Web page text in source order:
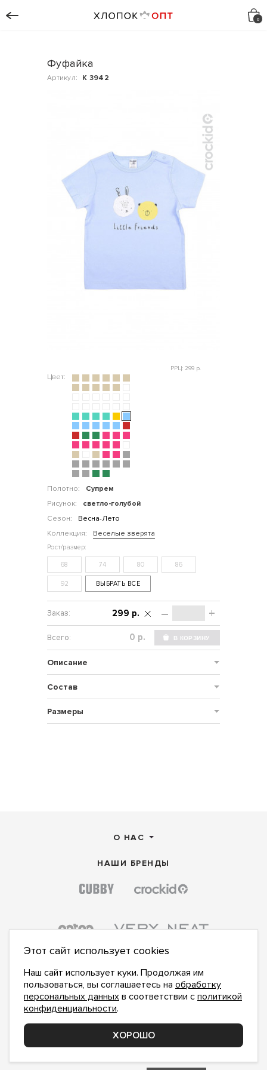
Фуфайка
Артикул: К 3942
Цвет:
Полотно:
Супрем
Рисунок:
светло-голубой
Сезон:
Весна-Лето
Коллекция:
Веселые зверята
РРЦ: 299 р.
68 74 80 86
92 ВЫБРАТЬ ВСЕ
– +
299 р.
р.
Описание
Состав
Размеры
О НАС
НАШИ БРЕНДЫ
ПОДПИСАТЬСЯ НА НОВОСТИ:
сполитикой конфиденциальностиознакомлен и
Этот сайт использует cookies
Наш сайт использует куки. Продолжая им
пользоваться, вы соглашаетесь на обработку
персональных данных в соответствии с политикой
конфиденциальности.
ХОРОШО